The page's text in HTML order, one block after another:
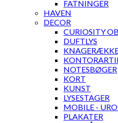
FATNINGER
HAVEN
DECOR
CURIOSITY
DUFTLYS
NOTESBØGER
KORT
KUNST
LYSESTAGER
MOBILE -
PLAKATER